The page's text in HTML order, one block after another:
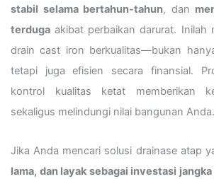
stabil selama bertahun-tahun, dan
terduga akibat perbaikan darurat. Inilah
drain cast iron berkualitas—bukan
tetapi juga efisien secara finansial.
kontrol kualitas ketat memberikan
sekaligus melindungi nilai bangunan Anda.
Jika Anda mencari solusi drainase atap
lama, dan layak sebagai investasi